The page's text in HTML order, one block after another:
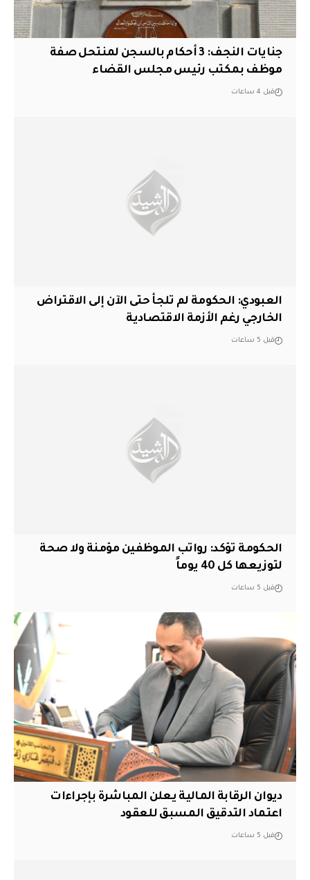
جنايات النجف: 3 أحكام بالسجن لمنتحل صفة
موظف بمكتب رئيس مجلس القضاء
قبل 4 ساعات
العبودي: الحكومة لم تلجأ حتى الآن إلى الاقتراض
الخارجي رغم الأزمة الاقتصادية
قبل 5 ساعات
الحكومة تؤكد: رواتب الموظفين مؤمنة ولا صحة
لتوزيعها كل 40 يوماً
قبل 5 ساعات
ديوان الرقابة المالية يعلن المباشرة بإجراءات
اعتماد التدقيق المسبق للعقود
قبل 5 ساعات